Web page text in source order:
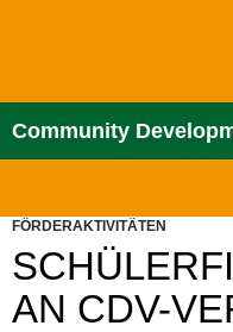
Community
FÖRDERAKTIVITÄTEN
AN CDV-